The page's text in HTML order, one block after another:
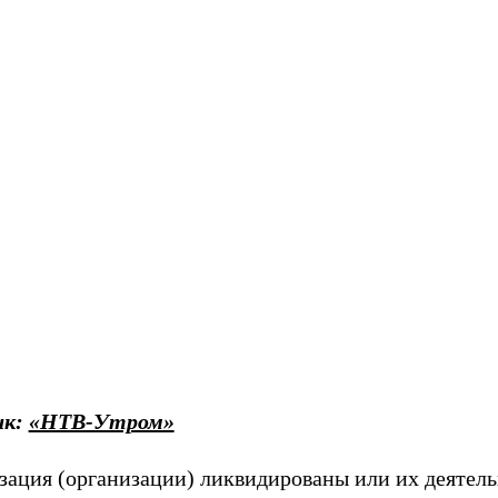
«НТВ-Утром»
(организации) ликвидированы или их